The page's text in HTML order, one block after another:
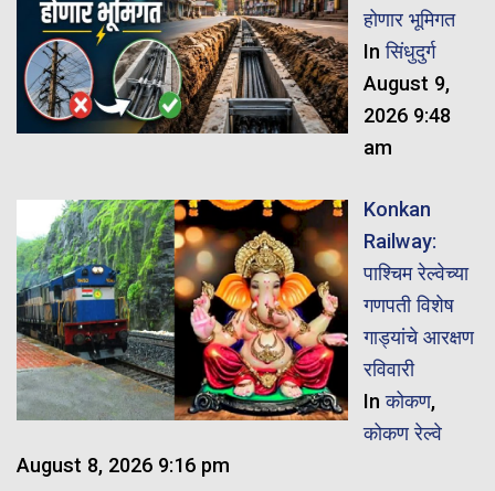
होणार भूमिगत
Inसिंधुदुर्ग
August 9,
2026 9:48
am
Konkan
Railway:
पाश्चिम रेल्वेच्या
गणपती विशेष
गाड्यांचे आरक्षण
रविवारी
Inकोकण,
कोकण रेल्वे
August 8, 2026 9:16 pm